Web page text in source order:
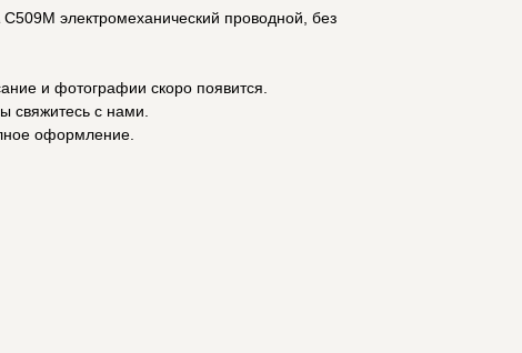
электромеханический проводной, без
и фотографии скоро появится.
свяжитесь с нами.
оформление.